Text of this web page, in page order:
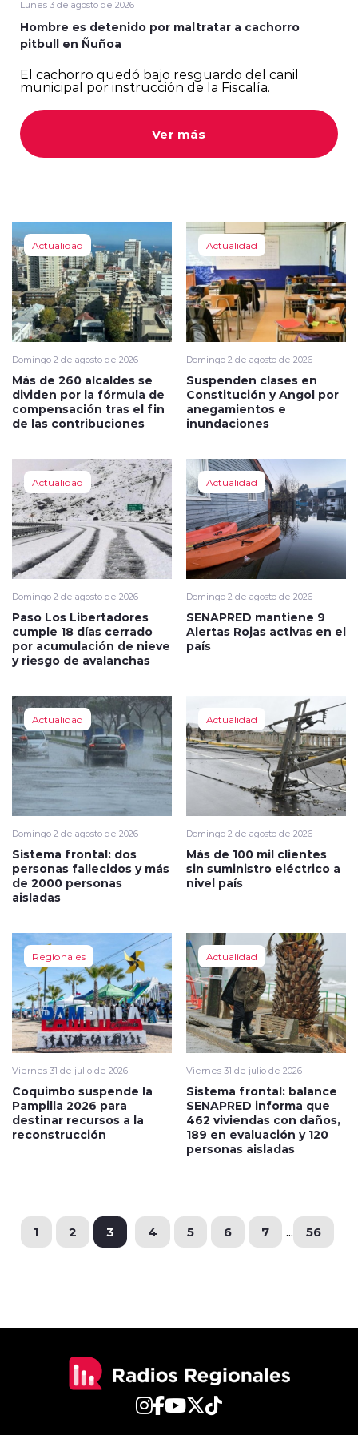
modo claro
Lunes 3 de agosto de 2026
Hombre es detenido por maltratar a cachorro
pitbull en Ñuñoa
El cachorro quedó bajo resguardo del canil
municipal por instrucción de la Fiscalía.
Ver más
Actualidad
Domingo 2 de agosto de 2026
Más de 260 alcaldes se
dividen por la fórmula de
compensación tras el fin
de las contribuciones
Actualidad
Domingo 2 de agosto de 2026
Suspenden clases en
Constitución y Angol por
anegamientos e
inundaciones
Actualidad
Domingo 2 de agosto de 2026
Paso Los Libertadores
cumple 18 días cerrado
por acumulación de nieve
y riesgo de avalanchas
Actualidad
Domingo 2 de agosto de 2026
SENAPRED mantiene 9
Alertas Rojas activas en el
país
Actualidad
Domingo 2 de agosto de 2026
Sistema frontal: dos
personas fallecidos y más
de 2000 personas
aisladas
Actualidad
Domingo 2 de agosto de 2026
Más de 100 mil clientes
sin suministro eléctrico a
nivel país
Regionales
Viernes 31 de julio de 2026
Coquimbo suspende la
Pampilla 2026 para
destinar recursos a la
reconstrucción
Actualidad
Viernes 31 de julio de 2026
Sistema frontal: balance
SENAPRED informa que
462 viviendas con daños,
189 en evaluación y 120
personas aisladas
1 2 3 4 5 6 7 ... 56